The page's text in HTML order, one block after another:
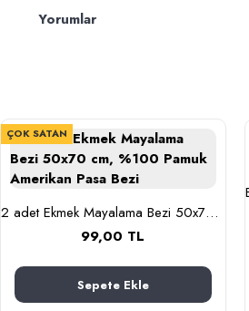
Yorumlar
ÇOK SATAN
2 adet Ekmek Mayalama Bezi 50x70 cm, %100 Pamuk Amerikan Pasa Bezi
99,00 TL
Sepete Ekle